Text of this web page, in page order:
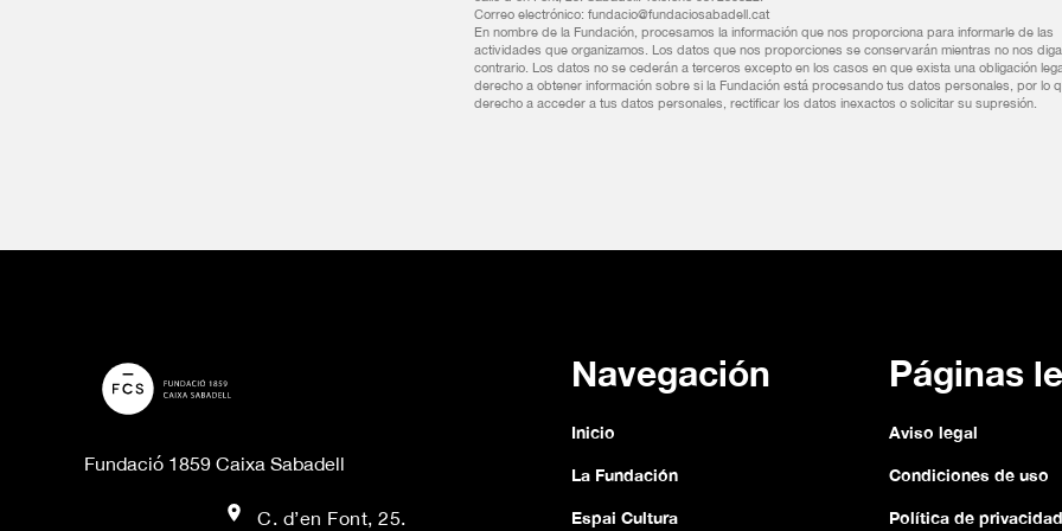
Correo electrónico: fundacio@fundaciosabadell.cat
En nombre de la Fundación, procesamos la información que nos proporciona para informarle de las
actividades que organizamos. Los datos que nos proporciones se conservarán mientras no nos
contrario. Los datos no se cederán a terceros excepto en los casos en que exista una obligación
derecho a obtener información sobre si la Fundación está procesando tus datos personales, por lo
derecho a acceder a tus datos personales, rectificar los datos inexactos o solicitar su supresión.
Fundació 1859 Caixa Sabadell
C. d’en Font, 25.
Navegación
Inicio
La Fundación
Espai Cultura
Páginas
Aviso legal
Condiciones de uso
Política de